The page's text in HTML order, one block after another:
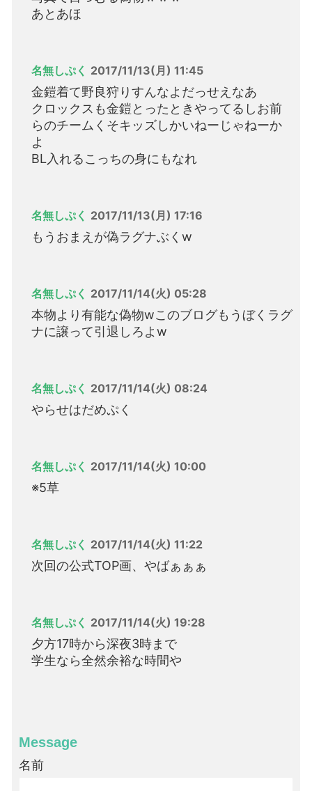
あとあほ
名無しぷく 2017/11/13(月) 11:45
金鎧着て野良狩りすんなよだっせえなあ
クロックスも金鎧とったときやってるしお前
らのチームくそキッズしかいねーじゃねーか
よ
BL入れるこっちの身にもなれ
名無しぷく 2017/11/13(月) 17:16
もうおまえが偽ラグナぶくw
名無しぷく 2017/11/14(火) 05:28
本物より有能な偽物wこのブログもうぼくラグ
ナに譲って引退しろよw
名無しぷく 2017/11/14(火) 08:24
やらせはだめぷく
名無しぷく 2017/11/14(火) 10:00
※5草
名無しぷく 2017/11/14(火) 11:22
次回の公式TOP画、やばぁぁぁ
名無しぷく 2017/11/14(火) 19:28
夕方17時から深夜3時まで
学生なら全然余裕な時間や
Message
名前